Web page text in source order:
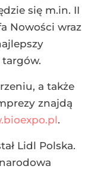
się m.in. II
Nowości wraz
a także
znajdą
.
Lidl Polska.